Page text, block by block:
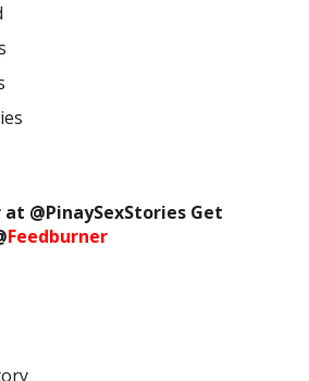
@PinaySexStories Get
Feedburner